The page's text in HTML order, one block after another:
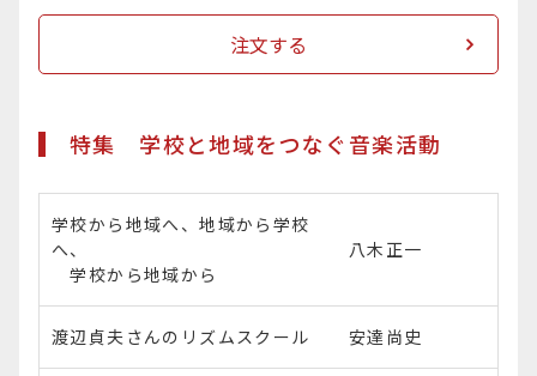
注文する
特集 学校と地域をつなぐ音楽活動
学校から地域へ、地域から学校
へ、
学校から地域から
八木正一
渡辺貞夫さんのリズムスクール 安達尚史